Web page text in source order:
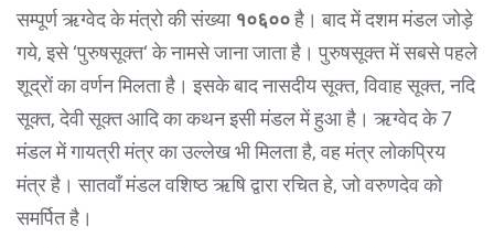
सम्पूर्ण ऋग्वेद के मंत्रो की संख्या १०६००है। बाद में दशम मंडल जोड़े
गये, इसे ‘पुरुषसूक्त‘ के नामसे जाना जाता है। पुरुषसूक्त में सबसे पहले
शूद्रों का वर्णन मिलता है। इसके बाद नासदीय सूक्त, विवाह सूक्त, नदि
सूक्त, देवी सूक्त आदि का कथन इसी मंडल में हुआ है। ऋग्वेद के 7
मंडल में गायत्री मंत्र का उल्लेख भी मिलता है, वह मंत्र लोकप्रिय
मंत्र है। सातवाँ मंडल वशिष्ठ ऋषि द्वारा रचित हे, जो वरुणदेव को
समर्पित है।